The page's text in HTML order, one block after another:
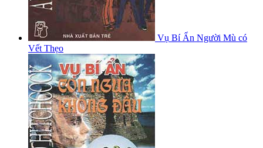
Vụ Bí Ẩn Người Mù có
Vết Thẹo